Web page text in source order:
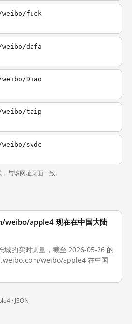
fuck
dafa
Diao
taip
svdc
与该网址页面一致。
apple4 现在在中国大陆
城的实时测量，截至 2026-05-26 的
weibo/apple4 在中国
· JSON